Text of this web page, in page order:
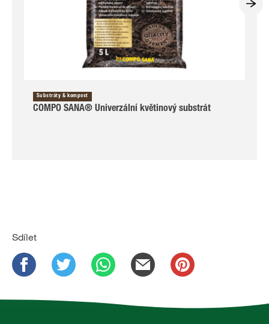
Substráty & kompost
COMPO SANA® Univerzální květinový substrát
Sdílet